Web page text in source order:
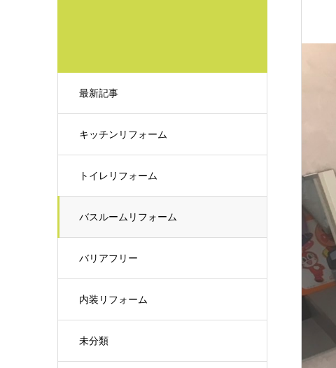
最新記事
キッチンリフォーム
トイレリフォーム
バスルームリフォーム
バリアフリー
内装リフォーム
未分類